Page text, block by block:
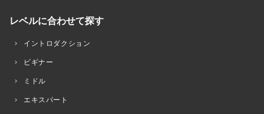
レベルに合わせて探す
イントロダクション
ビギナー
ミドル
エキスパート